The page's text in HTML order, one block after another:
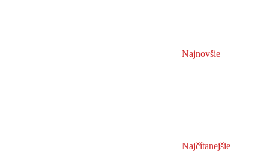
Najnovšie
Najčítanejšie